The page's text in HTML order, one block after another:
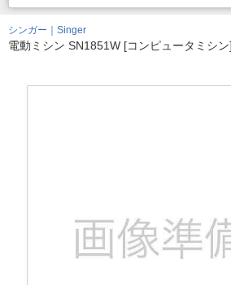
シンガー｜Singer
電動ミシン SN1851W [コンピュータミシン]